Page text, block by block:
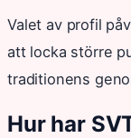
Valet av profil
att locka större
traditionens
Hur har